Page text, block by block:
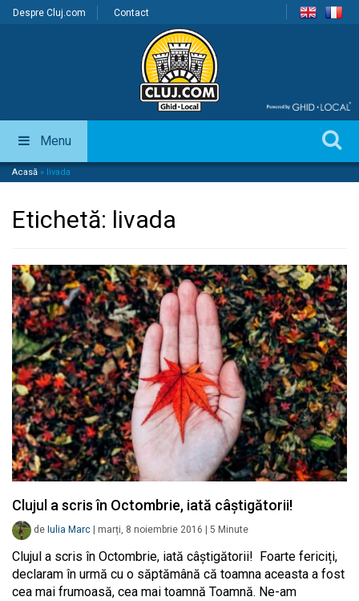
Despre Cluj.com Contact
Menu
Acasă » livada
Etichetă: livada
Clujul a scris în Octombrie, iată câștigătorii!
de Iulia Marc marți, 8 noiembrie 2016 5 Minute
Clujul a scris în Octombrie, iată câștigătorii! Foarte fericiți,
declaram în urmă cu o săptămână că toamna aceasta a fost
cea mai frumoasă, cea mai toamnă Toamnă. Ne-am